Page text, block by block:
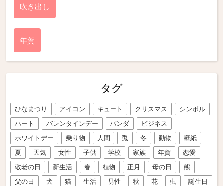
吹き出し
年賀
タグ
ひなまつり アイコン キュート クリスマス
シンボル
ハート
バレンタインデー パンダ
ビジネス
ホワイトデー
乗り物 人間 兎 冬 動物
壁紙
夏
天気 女性 子供 学校 家族 年賀
恋愛
敬老の日
新生活 春 植物 正月 母の日
熊
父の日
犬 猫 生活 男性 秋 花 虫
誕生日